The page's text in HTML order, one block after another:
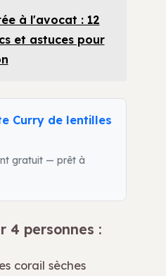
à l'avocat : 12
et astuces pour
Curry de lentilles
gratuit — prêt à
4 personnes :
corail sèches